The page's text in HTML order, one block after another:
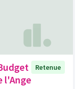
l'Ange
Retenue